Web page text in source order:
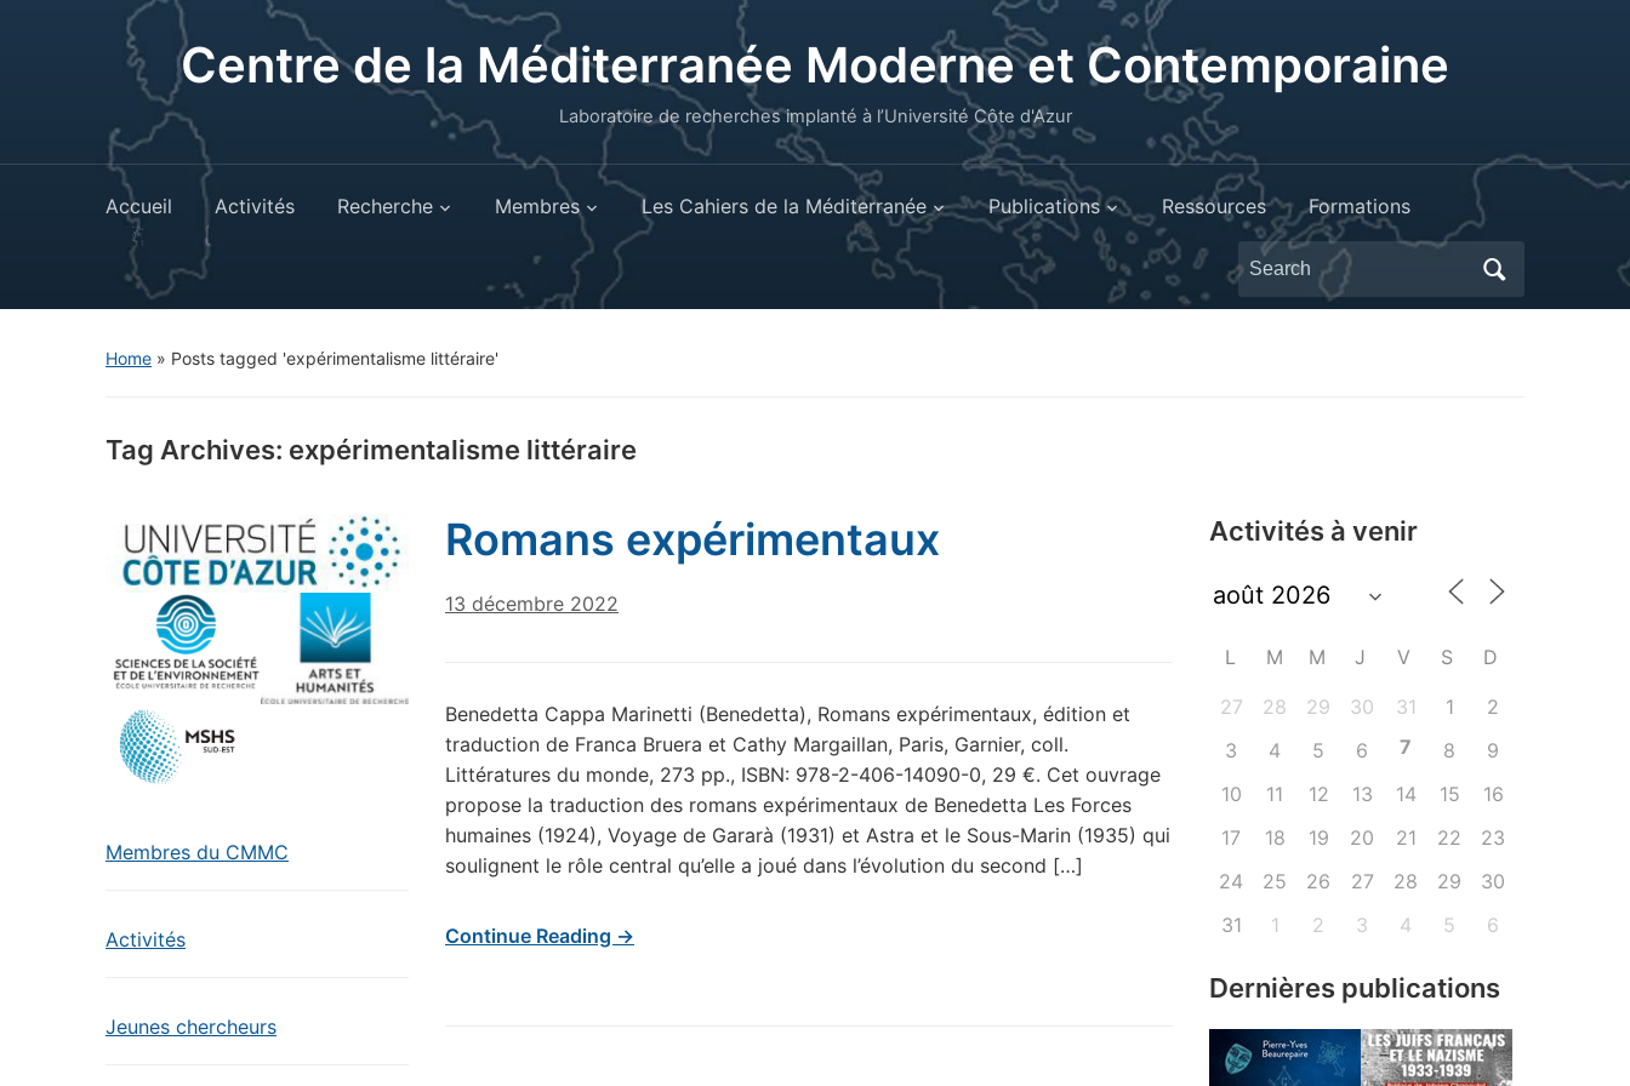
Centre de la Méditerranée Moderne et Contemporaine
Laboratoire de recherches implanté à l’Université Côte d'Azur
Accueil Activités Recherche Membres Les Cahiers de la Méditerranée Publications Ressources Formations
Search
for:
Home » Posts tagged 'expérimentalisme littéraire'
Tag Archives: expérimentalisme littéraire
Membres du CMMC
Activités
Jeunes chercheurs
Romans expérimentaux
13 décembre 2022
Benedetta Cappa Marinetti (Benedetta), Romans expérimentaux, édition et
traduction de Franca Bruera et Cathy Margaillan, Paris, Garnier, coll.
Littératures du monde, 273 pp., ISBN: 978-2-406-14090-0, 29 €. Cet ouvrage
propose la traduction des romans expérimentaux de Benedetta Les Forces
humaines (1924), Voyage de Gararà (1931) et Astra et le Sous-Marin (1935) qui
soulignent le rôle central qu’elle a joué dans l’évolution du second […]
Continue Reading →
Activités à venir
L M M J V S D
27 28 29 30 31 1
2
3
4 5 6 7 8
9
10
11 12 13 14 15
16
17
18 19 20 21 22
23
24
25 26 27 28 29
30
31
1 2 3 4 5 6
Dernières publications